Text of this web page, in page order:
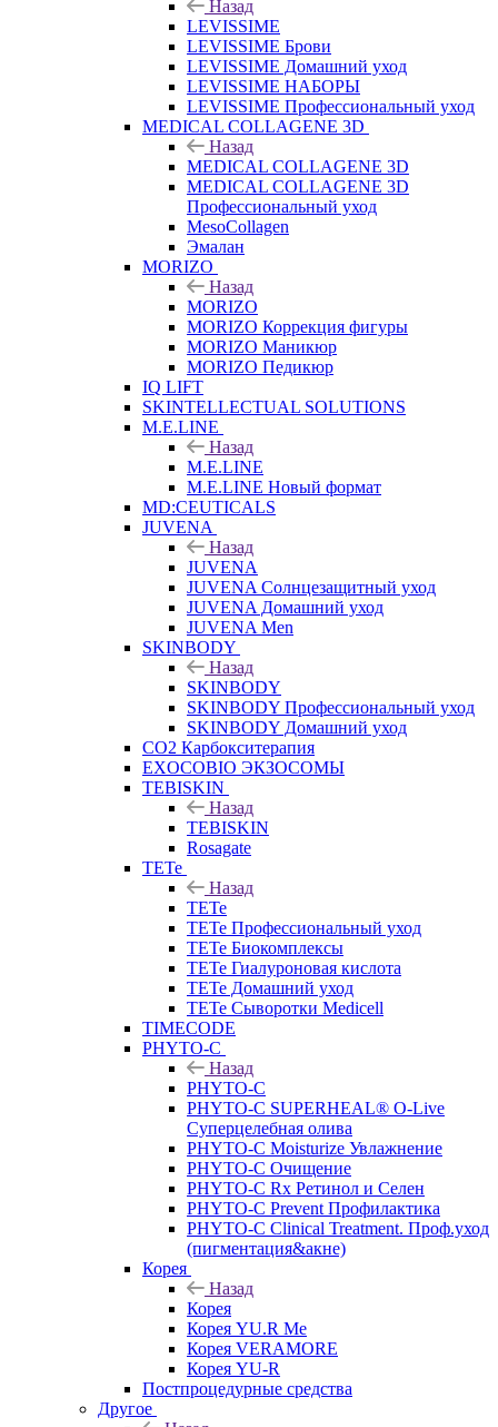
Назад
LEVISSIME
LEVISSIME Брови
LEVISSIME Домашний уход
LEVISSIME НАБОРЫ
LEVISSIME Профессиональный уход
MEDICAL COLLAGENE 3D
Назад
MEDICAL COLLAGENE 3D
MEDICAL COLLAGENE 3D
Профессиональный уход
MesoCollagen
Эмалан
MORIZO
Назад
MORIZO
MORIZO Коррекция фигуры
MORIZO Маникюр
MORIZO Педикюр
IQ LIFT
SKINTELLECTUAL SOLUTIONS
M.E.LINE
Назад
M.E.LINE
M.E.LINE Новый формат
MD:CEUTICALS
JUVENA
Назад
JUVENA
JUVENA Солнцезащитный уход
JUVENA Домашний уход
JUVENA Men
SKINBODY
Назад
SKINBODY
SKINBODY Профессиональный уход
SKINBODY Домашний уход
CO2 Карбокситерапия
EXOCOBIO ЭКЗОСОМЫ
TEBISKIN
Назад
TEBISKIN
Rosagate
TETe
Назад
TETe
TETe Профессиональный уход
TETe Биокомплексы
TETe Гиалуроновая кислота
TETe Домашний уход
TETe Сыворотки Medicell
TIMECODE
PHYTO-C
Назад
PHYTO-C
PHYTO-C SUPERHEAL® O-Live
Суперцелебная олива
PHYTO-C Moisturize Увлажнение
PHYTO-C Очищение
PHYTO-C Rx Ретинол и Селен
PHYTO-C Prevent Профилактика
PHYTO-C Clinical Treatment. Проф.уход
(пигментация&акне)
Корея
Назад
Корея
Корея YU.R Me
Корея VERAMORE
Корея YU-R
Постпроцедурные средства
Другое